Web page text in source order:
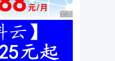
广告 商业广告，理性